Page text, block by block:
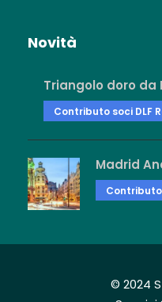
Novità
Triangolo doro da
Contributo soci DLF
Madrid
Contributo
© 2024